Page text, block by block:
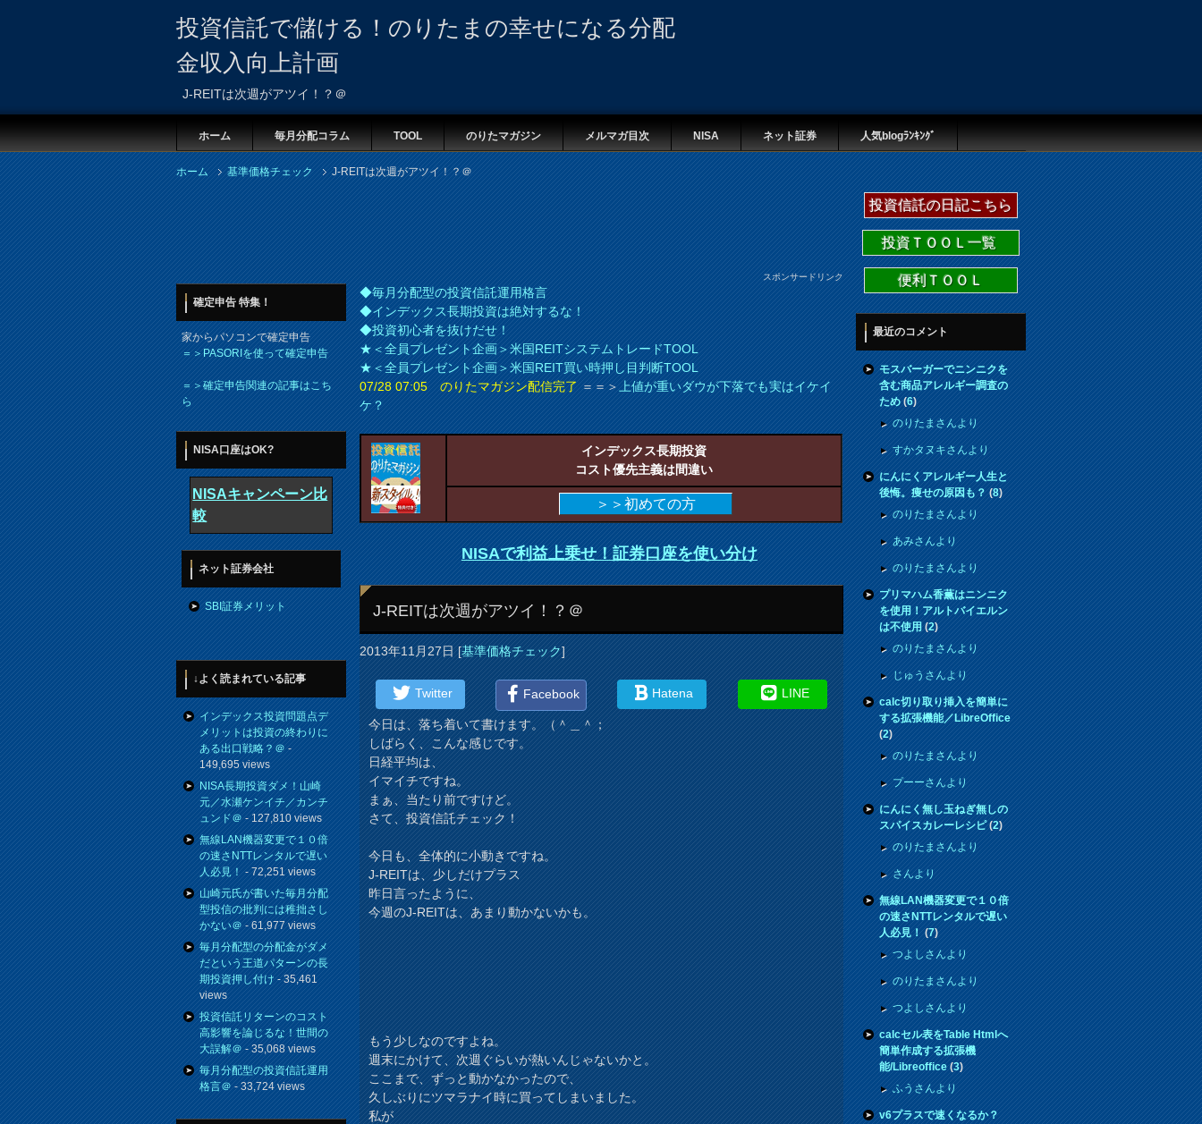
投資信託で儲ける！のりたまの幸せになる分配
金収入向上計画
J-REITは次週がアツイ！？＠
ホーム 毎月分配コラム TOOL のりたマガジン メルマガ目次 NISA ネット証券 人気blogﾗﾝｷﾝｸﾞ
ホーム 基準価格チェック J-REITは次週がアツイ！？＠
スポンサードリンク
◆毎月分配型の投資信託運用格言
◆インデックス長期投資は絶対するな！
◆投資初心者を抜けだせ！
★＜全員プレゼント企画＞米国REITシステムトレードTOOL
★＜全員プレゼント企画＞米国REIT買い時押し目判断TOOL
07/28 07:05 のりたマガジン配信完了＝＝＞上値が重いダウが下落でも実はイケイ
ケ？
インデックス長期投資
コスト優先主義は間違い
＞＞初めての方
NISAで利益上乗せ！証券口座を使い分け
J-REITは次週がアツイ！？＠
2013年11月27日[基準価格チェック]
Twitter Facebook Hatena LINE
今日は、落ち着いて書けます。（＾＿＾；
しばらく、こんな感じです。
日経平均は、
イマイチですね。
まぁ、当たり前ですけど。
さて、投資信託チェック！
今日も、全体的に小動きですね。
J-REITは、少しだけプラス
昨日言ったように、
今週のJ-REITは、あまり動かないかも。
もう少しなのですよね。
週末にかけて、次週ぐらいが熱いんじゃないかと。
ここまで、ずっと動かなかったので、
久しぶりにツマラナイ時に買ってしまいました。
私が
確定申告 特集！
家からパソコンで確定申告
＝＞PASORIを使って確定申告
＝＞確定申告関連の記事はこち
ら
NISA口座はOK?
NISAキャンペーン比
較
ネット証券会社
SBI証券メリット
↓よく読まれている記事
インデックス投資問題点デ
メリットは投資の終わりに
ある出口戦略？＠-
149,695 views
NISA長期投資ダメ！山崎
元／水瀬ケンイチ／カンチ
ュンド＠- 127,810 views
無線LAN機器変更で１０倍
の速さNTTレンタルで遅い
人必見！- 72,251 views
山崎元氏が書いた毎月分配
型投信の批判には稚拙さし
かない＠- 61,977 views
毎月分配型の分配金がダメ
だという王道パターンの長
期投資押し付け- 35,461
views
投資信託リターンのコスト
高影響を論じるな！世間の
大誤解＠- 35,068 views
毎月分配型の投資信託運用
格言＠- 33,724 views
投資信託の日記こちら
投資ＴＯＯＬ一覧
便利ＴＯＯＬ
最近のコメント
モスバーガーでニンニクを
含む商品アレルギー調査の
ため(6)
のりたまさんより
すかタヌキさんより
にんにくアレルギー人生と
後悔。痩せの原因も？(8)
のりたまさんより
あみさんより
のりたまさんより
プリマハム香薫はニンニク
を使用！アルトバイエルン
は不使用(2)
のりたまさんより
じゅうさんより
calc切り取り挿入を簡単に
する拡張機能／LibreOffice
(2)
のりたまさんより
プーーさんより
にんにく無し玉ねぎ無しの
スパイスカレーレシピ(2)
のりたまさんより
さんより
無線LAN機器変更で１０倍
の速さNTTレンタルで遅い
人必見！(7)
つよしさんより
のりたまさんより
つよしさんより
calcセル表をTable Htmlへ
簡単作成する拡張機
能/Libreoffice(3)
ふうさんより
v6プラスで速くなるか？